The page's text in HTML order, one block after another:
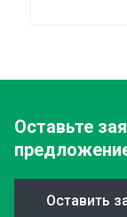
Оставьте
Оставить